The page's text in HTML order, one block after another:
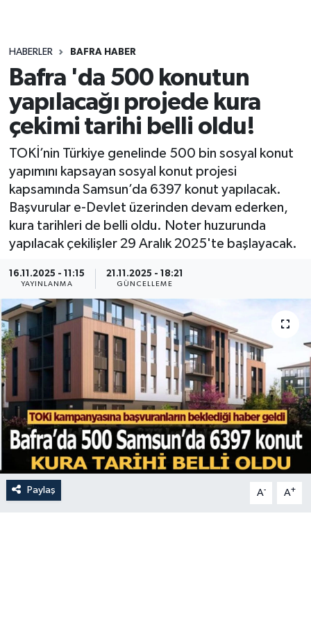
HABERLER BAFRA HABER
Bafra 'da 500 konutun
yapılacağı projede kura
çekimi tarihi belli oldu!
TOKİ’nin Türkiye genelinde 500 bin sosyal konut
yapımını kapsayan sosyal konut projesi
kapsamında Samsun’da 6397 konut yapılacak.
Başvurular e-Devlet üzerinden devam ederken,
kura tarihleri de belli oldu. Noter huzurunda
yapılacak çekilişler 29 Aralık 2025'te başlayacak.
16.11.2025 - 11:15
YAYINLANMA
21.11.2025 - 18:21
GÜNCELLEME
Paylaş A- A+